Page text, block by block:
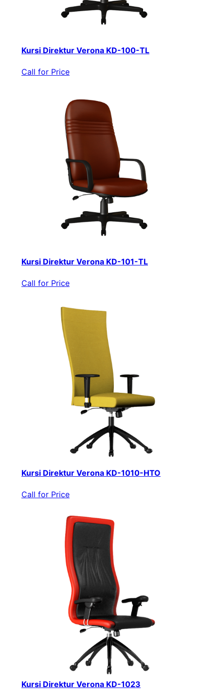
Kursi Direktur Verona KD-100-TL
Call for Price
Kursi Direktur Verona KD-101-TL
Call for Price
Kursi Direktur Verona KD-1010-HTO
Call for Price
Kursi Direktur Verona KD-1023